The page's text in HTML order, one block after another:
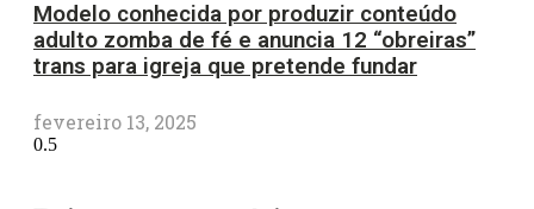
Modelo conhecida por produzir conteúdo
adulto zomba de fé e anuncia 12 “obreiras”
trans para igreja que pretende fundar
fevereiro 13, 2025